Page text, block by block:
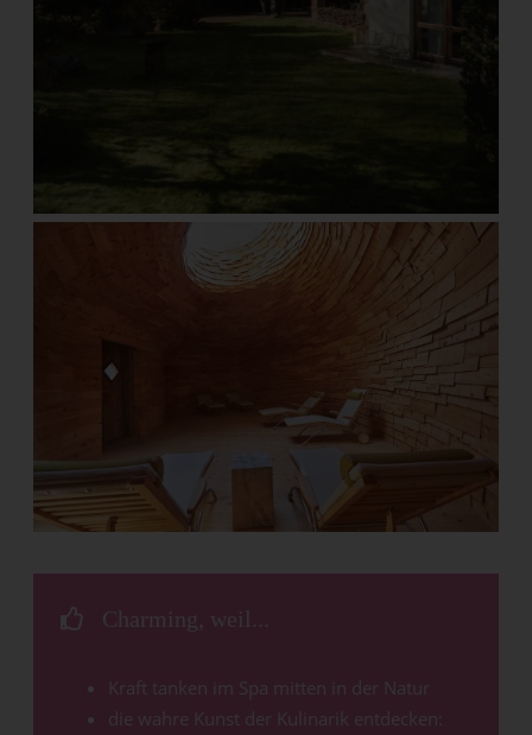
Charming, weil...
Kraft tanken im Spa mitten in der Natur
die wahre Kunst der Kulinarik entdecken: